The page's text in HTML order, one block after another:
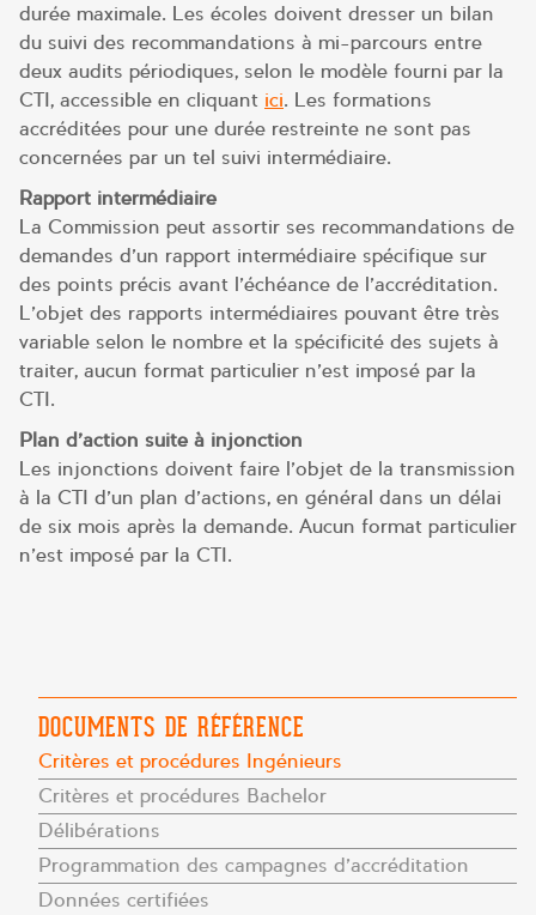
durée maximale. Les écoles doivent dresser un bilan
du suivi des recommandations à mi-parcours entre
deux audits périodiques, selon le modèle fourni par la
CTI, accessible en cliquant ici. Les formations
accréditées pour une durée restreinte ne sont pas
concernées par un tel suivi intermédiaire.
Rapport intermédiaire
La Commission peut assortir ses recommandations de
demandes d’un rapport intermédiaire spécifique sur
des points précis avant l’échéance de l’accréditation.
L’objet des rapports intermédiaires pouvant être très
variable selon le nombre et la spécificité des sujets à
traiter, aucun format particulier n’est imposé par la
CTI.
Plan d’action suite à injonction
Les injonctions doivent faire l’objet de la transmission
à la CTI d’un plan d’actions, en général dans un délai
de six mois après la demande. Aucun format particulier
n’est imposé par la CTI.
DOCUMENTS DE RÉFÉRENCE
Critères et procédures Ingénieurs
Critères et procédures Bachelor
Délibérations
Programmation des campagnes d’accréditation
Données certifiées